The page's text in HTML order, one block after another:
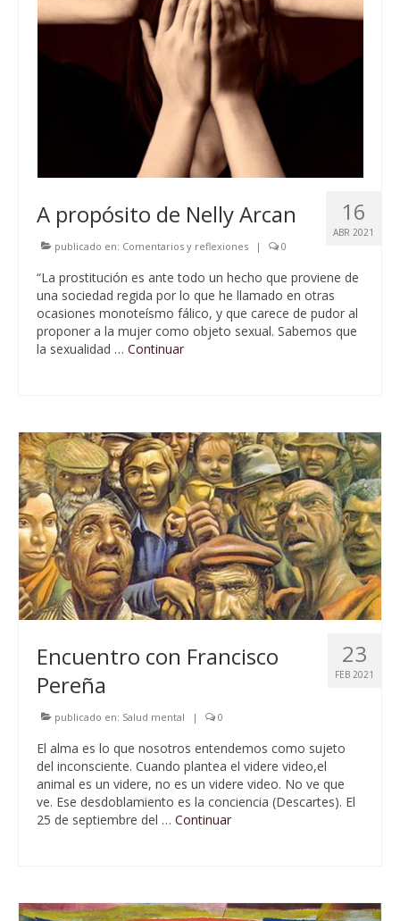
16
ABR 2021
A propósito de Nelly Arcan
publicado en: Comentarios y reflexiones | 0
“La prostitución es ante todo un hecho que proviene de
una sociedad regida por lo que he llamado en otras
ocasiones monoteísmo fálico, y que carece de pudor al
proponer a la mujer como objeto sexual. Sabemos que
la sexualidad … Continuar
23
FEB 2021
Encuentro con Francisco
Pereña
publicado en: Salud mental | 0
El alma es lo que nosotros entendemos como sujeto
del inconsciente. Cuando plantea el videre video,el
animal es un videre, no es un videre video. No ve que
ve. Ese desdoblamiento es la conciencia (Descartes). El
25 de septiembre del … Continuar